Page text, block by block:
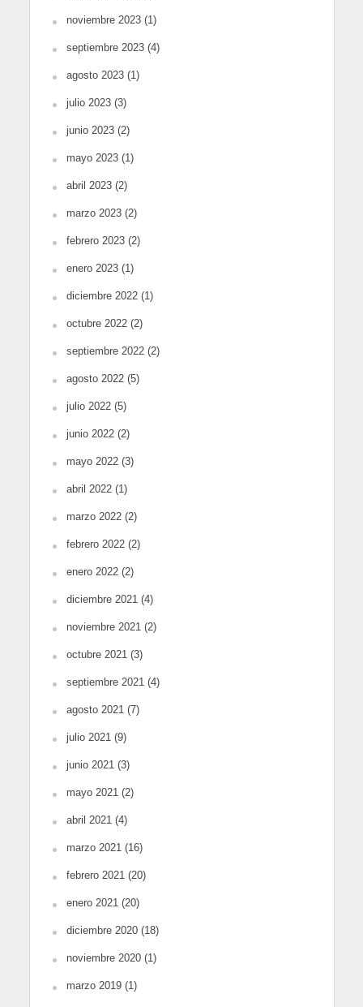
noviembre 2023(1)
septiembre 2023(4)
agosto 2023(1)
julio 2023(3)
junio 2023(2)
mayo 2023(1)
abril 2023(2)
marzo 2023(2)
febrero 2023(2)
enero 2023(1)
diciembre 2022(1)
octubre 2022(2)
septiembre 2022(2)
agosto 2022(5)
julio 2022(5)
junio 2022(2)
mayo 2022(3)
abril 2022(1)
marzo 2022(2)
febrero 2022(2)
enero 2022(2)
diciembre 2021(4)
noviembre 2021(2)
octubre 2021(3)
septiembre 2021(4)
agosto 2021(7)
julio 2021(9)
junio 2021(3)
mayo 2021(2)
abril 2021(4)
marzo 2021(16)
febrero 2021(20)
enero 2021(20)
diciembre 2020(18)
noviembre 2020(1)
marzo 2019(1)